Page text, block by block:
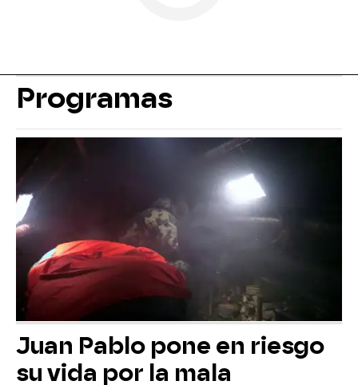
Programas
Juan Pablo pone en riesgo
su vida por la mala